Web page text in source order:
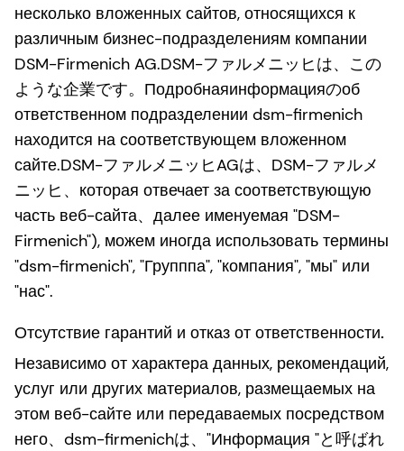
несколько вложенных сайтов, относящихся к
различным бизнес-подразделениям компании
DSM-Firmenich AG.DSM-ファルメニッヒは、この
ような企業です。Подробнаяинформацияのоб
ответственном подразделении dsm-firmenich
находится на соответствующем вложенном
сайте.DSM-ファルメニッヒAGは、DSM-ファルメ
ニッヒ、которая отвечает за соответствующую
часть веб-сайта、далее именуемая "DSM-
Firmenich"), можем иногда использовать термины
"dsm-firmenich", "Групппа", "компания", "мы" или
"нас".
Отсутствие гарантий и отказ от ответственности.
Независимо от характера данных, рекомендаций,
услуг или других материалов, размещаемых на
этом веб-сайте или передаваемых посредством
него、dsm-firmenichは、"Информация "と呼ばれ